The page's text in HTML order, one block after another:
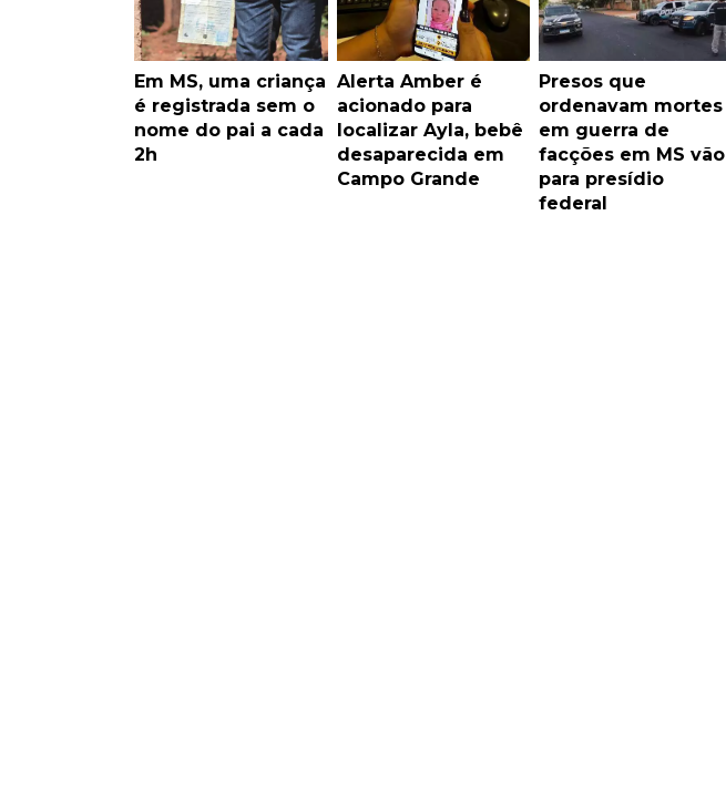
Em MS, uma criança
é registrada sem o
nome do pai a cada
2h
Alerta Amber é
acionado para
localizar Ayla, bebê
desaparecida em
Campo Grande
Presos que
ordenavam mortes
em guerra de
facções em MS vão
para presídio
federal